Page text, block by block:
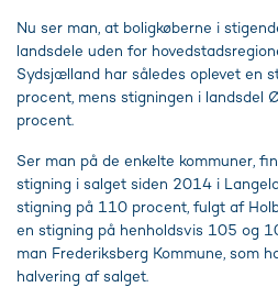
Nu ser man, at boligkøberne i
landsdele uden for
Sydsjælland har således oplevet en
procent, mens stigningen i landsdel
procent.
Ser man på de enkelte kommuner,
stigning i salget siden 2014 i
stigning på 110 procent, fulgt af
en stigning på henholdsvis 105 og
man Frederiksberg Kommune, som
halvering af salget.